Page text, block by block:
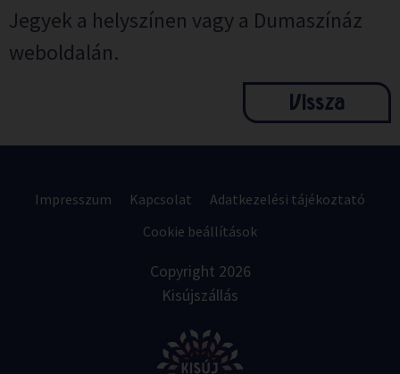
Jegyek a helyszínen vagy a Dumaszínáz
weboldalán.
Vissza
Impresszum Kapcsolat
Adatkezelési tájékoztató
Cookie beállítások
Copyright 2026
Kisújszállás